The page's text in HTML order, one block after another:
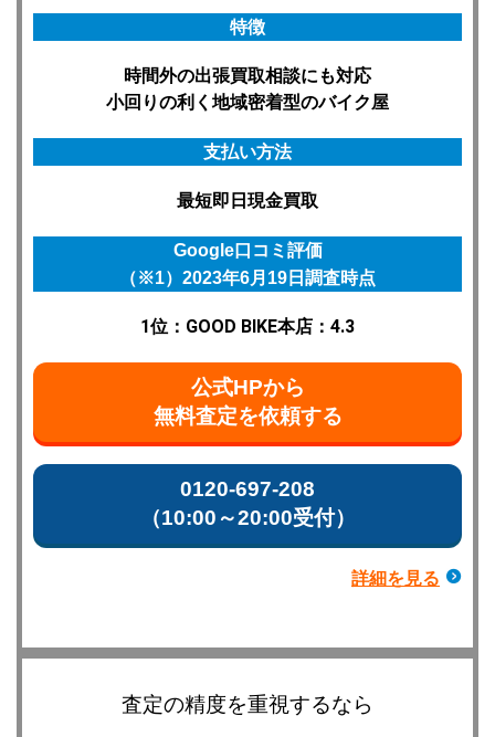
特徴
時間外の出張買取相談にも対応
小回りの利く地域密着型のバイク屋
支払い方法
最短即日現金買取
Google口コミ評価
（※1）2023年6月19日調査時点
1位：GOOD BIKE本店：4.3
公式HPから
無料査定を依頼する
0120-697-208
（10:00～20:00受付）
詳細を見る
査定の精度を重視するなら